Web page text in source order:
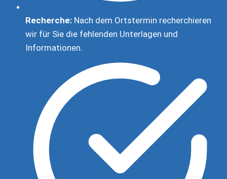
Recherche:Nach dem Ortstermin recherchieren
wir für Sie die fehlenden Unterlagen und
Informationen.